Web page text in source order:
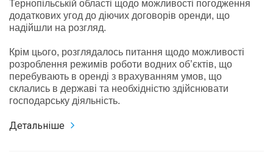
Тернопільській області щодо можливості погодження
додаткових угод до діючих договорів оренди, що
надійшли на розгляд.
Крім цього, розглядалось питання щодо можливості
розроблення режимів роботи водних об’єктів, що
перебувають в оренді з врахуванням умов, що
склались в державі та необхідністю здійснювати
господарську діяльність.
Детальніше